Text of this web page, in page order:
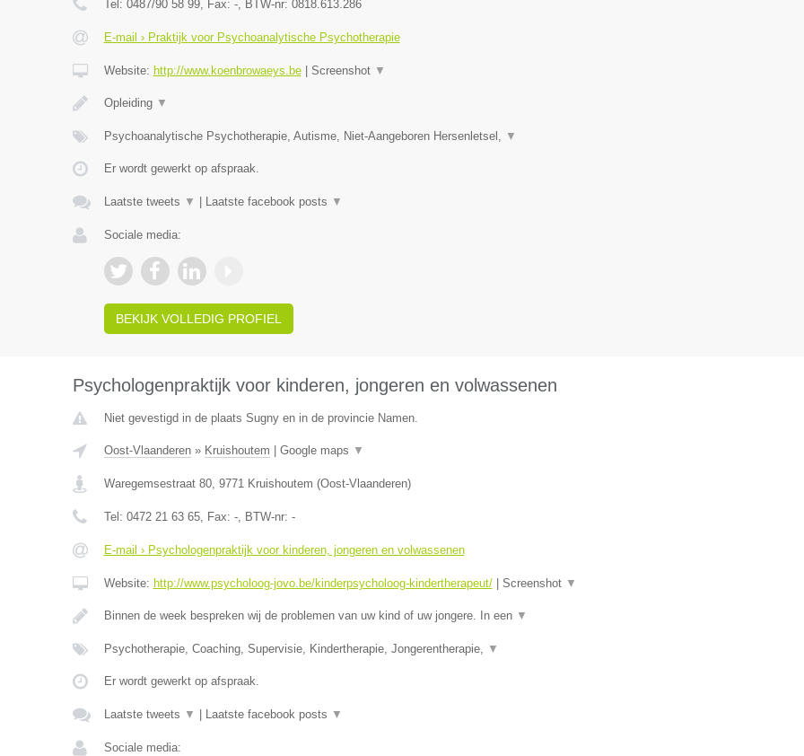
Tel: 0487/90 58 99, Fax: -, BTW-nr: 0818.613.286
E-mail › Praktijk voor Psychoanalytische Psychotherapie
Website: http://www.koenbrowaeys.be| Screenshot ▼
Opleiding ▼
Psychoanalytische Psychotherapie, Autisme, Niet-Aangeboren Hersenletsel, ▼
Er wordt gewerkt op afspraak.
Laatste tweets ▼ Laatste facebook posts ▼
Sociale media:
BEKIJK VOLLEDIG PROFIEL
Psychologenpraktijk voor kinderen, jongeren en volwassenen
Niet gevestigd in de plaats Sugny en in de provincie Namen.
Oost-Vlaanderen» Kruishoutem Google maps ▼
Waregemsestraat 80, 9771 Kruishoutem (Oost-Vlaanderen)
Tel: 0472 21 63 65, Fax: -, BTW-nr: -
E-mail › Psychologenpraktijk voor kinderen, jongeren en volwassenen
Website: http://www.psycholoog-jovo.be/kinderpsycholoog-kindertherapeut/| Screenshot ▼
Binnen de week bespreken wij de problemen van uw kind of uw jongere. In een ▼
Psychotherapie, Coaching, Supervisie, Kindertherapie, Jongerentherapie, ▼
Er wordt gewerkt op afspraak.
Laatste tweets ▼ Laatste facebook posts ▼
Sociale media: